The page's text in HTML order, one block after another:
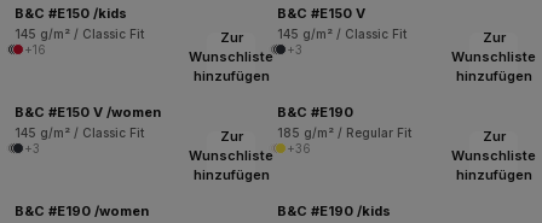
B&C #E150 /kids
145 g/m² / Classic Fit
+16
B&C #E150 V
145 g/m² / Classic Fit
+3
Zur
Wunschliste
hinzufügen
B&C #E150 V /women
145 g/m² / Classic Fit
+3
Zur
Wunschliste
hinzufügen
B&C #E190
185 g/m² / Regular Fit
+36
Zur
Wunschliste
hinzufügen
B&C #E190 /women
Zur
Wunschliste
hinzufügen
B&C #E190 /kids